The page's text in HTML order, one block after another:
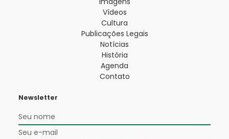
Vídeos
Cultura
Publicações Legais
Notícias
História
Agenda
Contato
Newsletter